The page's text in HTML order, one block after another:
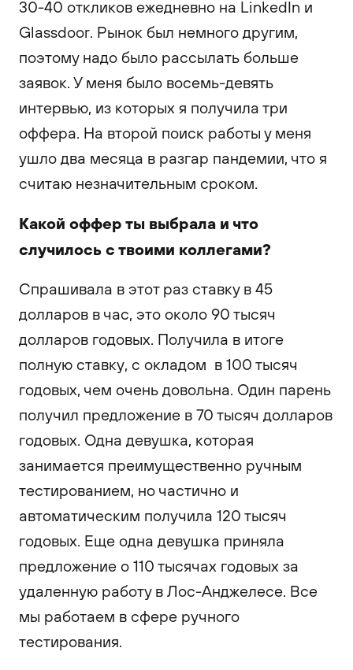
30-40 откликов ежедневно на LinkedIn и
Glassdoor. Рынок был немного другим,
поэтому надо было рассылать больше
заявок. У меня было восемь-девять
интервью, из которых я получила три
оффера. На второй поиск работы у меня
ушло два месяца в разгар пандемии, что я
считаю незначительным сроком.
Какой оффер ты выбрала и что
случилось с твоими коллегами?
Спрашивала в этот раз ставку в 45
долларов в час, это около 90 тысяч
долларов годовых. Получила в итоге
полную ставку, с окладом в 100 тысяч
годовых, чем очень довольна. Один парень
получил предложение в 70 тысяч долларов
годовых. Одна девушка, которая
занимается преимущественно ручным
тестированием, но частично и
автоматическим получила 120 тысяч
годовых. Еще одна девушка приняла
предложение о 110 тысячах годовых за
удаленную работу в Лос-Анджелесе. Все
мы работаем в сфере ручного
тестирования.